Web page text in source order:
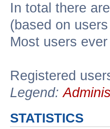
In total there are
(based on
Most users
Registered
Legend:
STATISTICS